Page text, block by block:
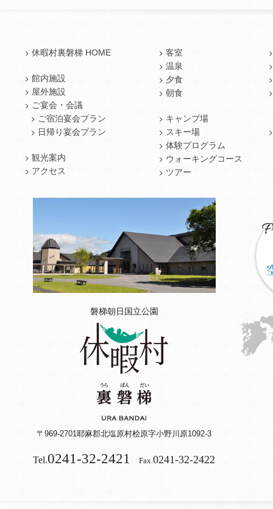
休暇村裏磐梯 HOME
館内施設
屋外施設
ご宴会・会議
ご宿泊宴会プラン
日帰り宴会プラン
観光案内
アクセス
客室
温泉
夕食
朝食
キャンプ場
スキー場
体験プログラム
ウォーキングコース
ツアー
磐梯朝日国立公園
〒969-2701耶麻郡北塩原村桧原字小野川原1092-3
Tel.0241-32-2421 Fax. 0241-32-2422